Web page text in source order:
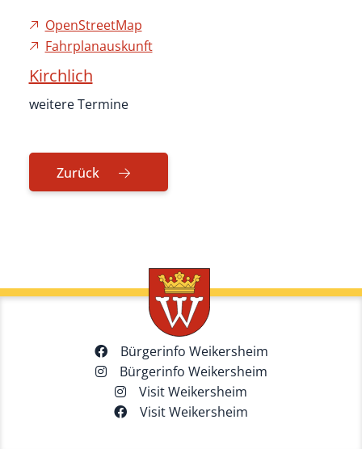
OpenStreetMap
Fahrplanauskunft
Kirchlich
weitere Termine
Zurück
Bürgerinfo Weikersheim
Bürgerinfo Weikersheim
Visit Weikersheim
Visit Weikersheim